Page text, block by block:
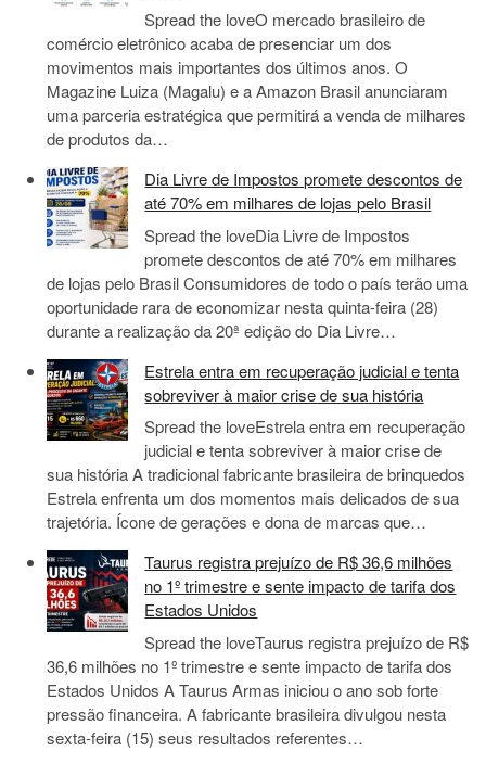
Spread the loveO mercado brasileiro de
comércio eletrônico acaba de presenciar um dos
movimentos mais importantes dos últimos anos. O
Magazine Luiza (Magalu) e a Amazon Brasil anunciaram
uma parceria estratégica que permitirá a venda de milhares
de produtos da…
Dia Livre de Impostos promete descontos de
até 70% em milhares de lojas pelo Brasil
Spread the loveDia Livre de Impostos
promete descontos de até 70% em milhares
de lojas pelo Brasil Consumidores de todo o país terão uma
oportunidade rara de economizar nesta quinta-feira (28)
durante a realização da 20ª edição do Dia Livre…
Estrela entra em recuperação judicial e tenta
sobreviver à maior crise de sua história
Spread the loveEstrela entra em recuperação
judicial e tenta sobreviver à maior crise de
sua história A tradicional fabricante brasileira de brinquedos
Estrela enfrenta um dos momentos mais delicados de sua
trajetória. Ícone de gerações e dona de marcas que…
Taurus registra prejuízo de R$ 36,6 milhões
no 1º trimestre e sente impacto de tarifa dos
Estados Unidos
Spread the loveTaurus registra prejuízo de R$
36,6 milhões no 1º trimestre e sente impacto de tarifa dos
Estados Unidos A Taurus Armas iniciou o ano sob forte
pressão financeira. A fabricante brasileira divulgou nesta
sexta-feira (15) seus resultados referentes…